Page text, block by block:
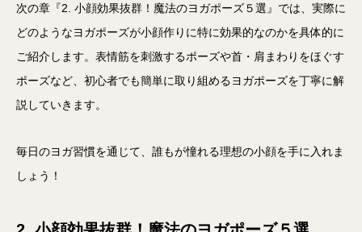
次の章『2. 小顔効果抜群！魔法のヨガポーズ５選』では、実際に
どのようなヨガポーズが小顔作りに特に効果的なのかを具体的に
ご紹介します。表情筋を刺激するポーズや首・肩まわりをほぐす
ポーズなど、初心者でも簡単に取り組めるヨガポーズを丁寧に解
説していきます。
毎日のヨガ習慣を通じて、誰もが憧れる理想の小顔を手に入れま
しょう！